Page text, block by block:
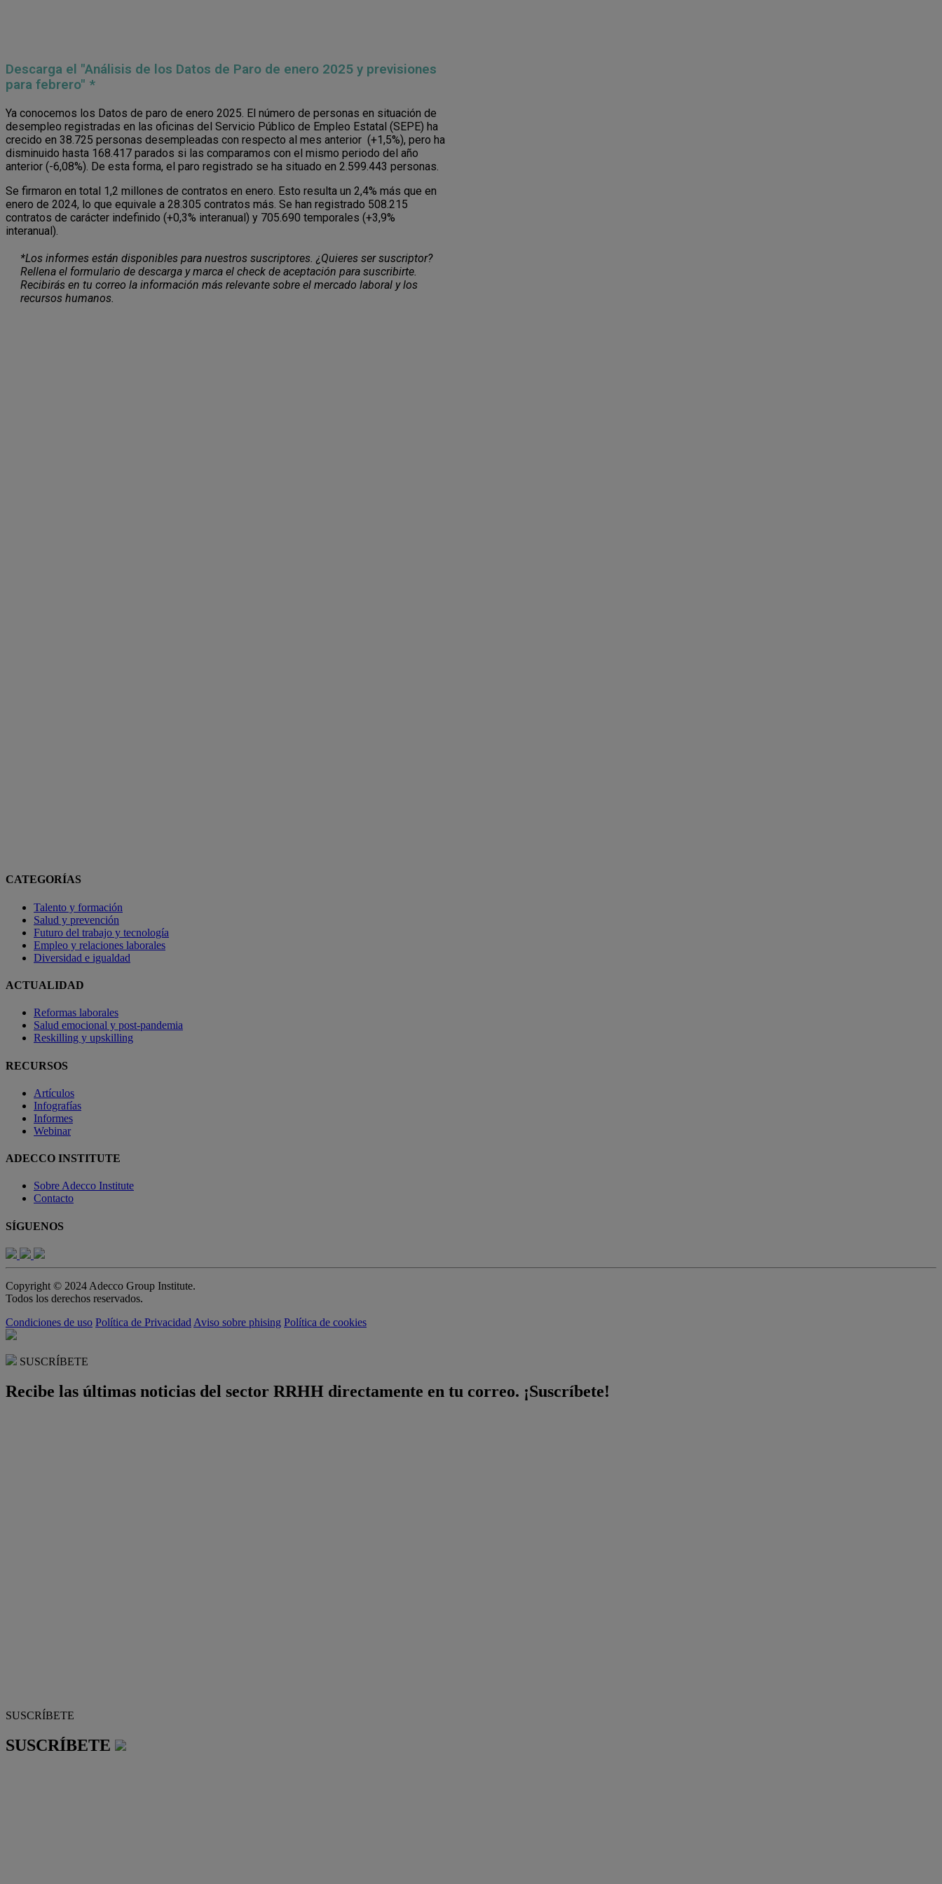
Descarga el "Análisis de los Datos de Paro de enero 2025 y previsiones
para febrero" *
Ya conocemos los Datos de paro de enero 2025. El número de personas en situación de
desempleo registradas en las oficinas del Servicio Público de Empleo Estatal (SEPE) ha
crecido en 38.725 personas desempleadas con respecto al mes anterior (+1,5%), pero ha
disminuido hasta 168.417 parados si las comparamos con el mismo periodo del año
anterior (-6,08%). De esta forma, el paro registrado se ha situado en 2.599.443 personas.
Se firmaron en total 1,2 millones de contratos en enero. Esto resulta un 2,4% más que en
enero de 2024, lo que equivale a 28.305 contratos más. Se han registrado 508.215
contratos de carácter indefinido (+0,3% interanual) y 705.690 temporales (+3,9%
interanual).
*Los informes están disponibles para nuestros suscriptores. ¿Quieres ser suscriptor?
Rellena el formulario de descarga y marca el check de aceptación para suscribirte.
Recibirás en tu correo la información más relevante sobre el mercado laboral y los
recursos humanos.
CATEGORÍAS
Talento y formación
Salud y prevención
Futuro del trabajo y tecnología
Empleo y relaciones laborales
Diversidad e igualdad
ACTUALIDAD
Reformas laborales
Salud emocional y post-pandemia
Reskilling y upskilling
RECURSOS
Artículos
Infografías
Informes
Webinar
ADECCO INSTITUTE
Sobre Adecco Institute
Contacto
SÍGUENOS
Copyright © 2024 Adecco Group Institute.
Todos los derechos reservados.
Condiciones de uso Política de Privacidad Aviso sobre phising Política de cookies
SUSCRÍBETE
Recibe las últimas noticias del sector RRHH directamente en tu correo. ¡Suscríbete!
SUSCRÍBETE
SUSCRÍBETE